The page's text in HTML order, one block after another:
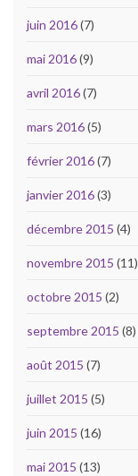
juin 2016(7)
mai 2016(9)
avril 2016(7)
mars 2016(5)
février 2016(7)
janvier 2016(3)
décembre 2015 (4)
novembre 2015 (11)
octobre 2015 (2)
septembre 2015 (8)
août 2015 (7)
juillet 2015 (5)
juin 2015 (16)
mai 2015 (13)